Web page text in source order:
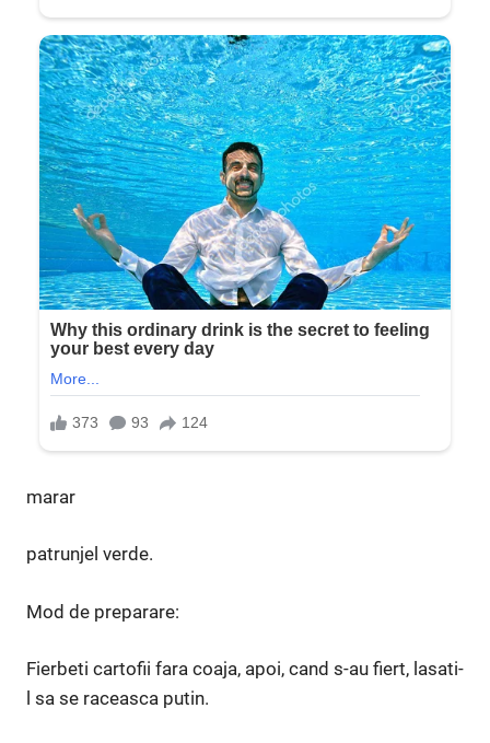
marar
patrunjel verde.
Mod de preparare:
Fierbeti cartofii fara coaja, apoi, cand s-au fiert, lasati-
l sa se raceasca putin.